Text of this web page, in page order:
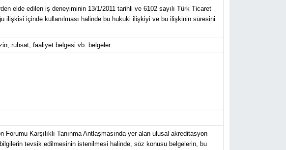
elde edilen iş deneyiminin 13/1/2011 tarihli ve 6102 sayılı Türk Ticaret
ilişkisi içinde kullanılması halinde bu hukuki ilişkiyi ve bu ilişkinin süresini
ruhsat, faaliyet belgesi vb. belgeler:
Karşılıklı Tanınma Antlaşmasında yer alan ulusal akreditasyon
tevsik edilmesinin istenilmesi halinde, söz konusu belgelerin, bu